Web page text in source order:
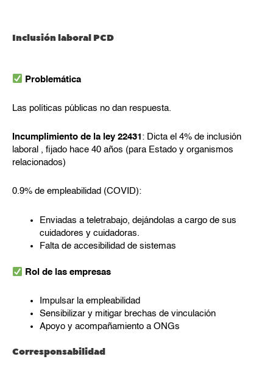
Inclusión laboral PCD
Problemática
Las políticas públicas no dan respuesta.
Incumplimiento de la ley 22431 : Dicta el 4% de inclusión
laboral , fijado hace 40 años (para Estado y organismos
relacionados)
0.9% de empleabilidad (COVID):
Enviadas a teletrabajo, dejándolas a cargo de sus
cuidadores y cuidadoras.
Falta de accesibilidad de sistemas
Rol de las empresas
Impulsar la empleabilidad
Sensibilizar y mitigar brechas de vinculación
Apoyo y acompañamiento a ONGs
Corresponsabilidad